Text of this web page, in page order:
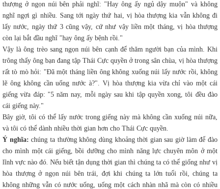
thượng ở ngọn núi bên phải nghĩ: "Hay ông ấy ngủ dậy muộn" và không
nghĩ ngợi gì nhiều. Sang tới ngày thứ hai, vị hòa thượng kia vẫn không đi
lấy nước, ngày thứ 3 cũng vậy, cứ như vậy liền một tháng, vị hòa thượng
còn lại bắt đầu nghĩ "hay ông ấy bệnh rồi."
Vậy là ông trèo sang ngọn núi bên cạnh để thăm người bạn của mình. Khi
trông thấy ông bạn đang tập Thái Cực quyền ở trong sân chùa, vị hòa thượng
rất tò mò hỏi: "Đã một tháng liền ông không xuống núi lấy nước rồi, không
lẽ ông không cần uống nước à?". Vị hòa thượng kia vừa chỉ vào một cái
giếng vừa đáp: "5 năm nay, mỗi ngày sau khi tập quyền xong, tôi đều đào
cái giếng này."
Bây giờ, tôi có thể lấy nước trong giếng này mà không cần xuống núi nữa,
và tôi có thể dành nhiều thời gian hơn cho Thái Cực quyền.
Ý nghĩa: chúng ta thường không dùng khoảng thời gian sau giờ làm để đào
cho mình một cái giếng, bồi dưỡng cho mình năng lực chuyên môn ở một
lĩnh vực nào đó. Nếu biết tận dụng thời gian thì chúng ta có thể giống như vị
hòa thượng ở ngọn núi bên trái, đợi khi chúng ta lớn tuổi rồi, chúng ta
không những vẫn có nước uống, uống một cách nhàn nhã mà còn có nhiều